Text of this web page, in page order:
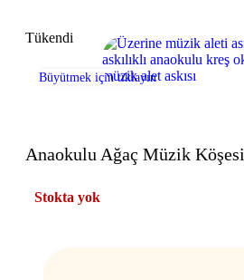
Tükendi
Büyütmek için tıklayın
Anaokulu Ağaç Müzik Köşesi
Stokta yok